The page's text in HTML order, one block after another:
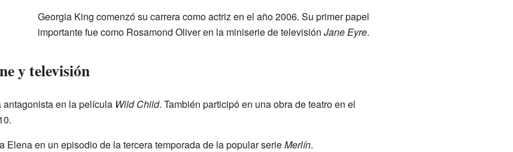
Georgia King comenzó su carrera como actriz en el año 2006. Su primer papel
importante fue como Rosamond Oliver en la miniserie de televisión Jane Eyre.
y televisión
en la película Wild Child. También participó en una obra de teatro en el
Elena en un episodio de la tercera temporada de la popular serieMerlín.